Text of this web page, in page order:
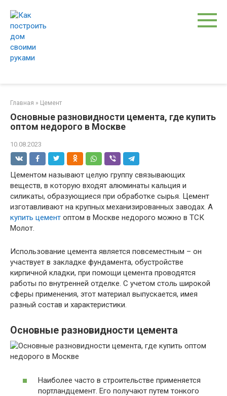
контенту
Главная » Цемент
Основные разновидности цемента, где купить
оптом недорого в Москве
10.08.2023
Цементом называют целую группу связывающих
веществ, в которую входят алюминаты кальция и
силикаты, образующиеся при обработке сырья. Цемент
изготавливают на крупных механизированных заводах. А
купить цемент оптом в Москве недорого можно в ТСК
Молот.
Использование цемента является повсеместным – он
участвует в закладке фундамента, обустройстве
кирпичной кладки, при помощи цемента проводятся
работы по внутренней отделке. С учетом столь широкой
сферы применения, этот материал выпускается, имея
разный состав и характеристики.
Основные разновидности цемента
Наиболее часто в строительстве применяется
портландцемент. Его получают путем тонкого